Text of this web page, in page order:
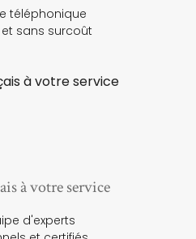
téléphonique
sans surcoût
à votre service
d'experts